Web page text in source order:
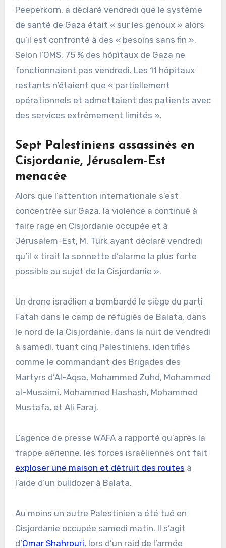
Peeperkorn, a déclaré vendredi que le système
de santé de Gaza était « sur les genoux » alors
qu’il est confronté à des « besoins sans fin ».
Selon l’OMS, 75 % des hôpitaux de Gaza ne
fonctionnaient pas vendredi. Les 11 hôpitaux
restants n’étaient que « partiellement
opérationnels et admettaient des patients avec
des services extrêmement limités ».
Sept Palestiniens assassinés en
Cisjordanie, Jérusalem-Est
menacée
Alors que l’attention internationale s’est
concentrée sur Gaza, la violence a continué à
faire rage en Cisjordanie occupée et à
Jérusalem-Est, M. Türk ayant déclaré vendredi
qu’il « tirait la sonnette d’alarme la plus forte
possible au sujet de la Cisjordanie ».
Un drone israélien a bombardé le siège du parti
Fatah dans le camp de réfugiés de Balata, dans
le nord de la Cisjordanie, dans la nuit de vendredi
à samedi, tuant cinq Palestiniens, identifiés
comme le commandant des Brigades des
Martyrs d’Al-Aqsa, Mohammed Zuhd, Mohammed
al-Musaimi, Mohammed Hashash, Mohammed
Mustafa, et Ali Faraj.
L’agence de presse WAFA a rapporté qu’après la
frappe aérienne, les forces israéliennes ont fait
exploser une maison et détruit des routes à
l’aide d’un bulldozer à Balata.
Au moins un autre Palestinien a été tué en
Cisjordanie occupée samedi matin. Il s’agit
d’Omar Shahrouri, lors d’un raid de l’armée